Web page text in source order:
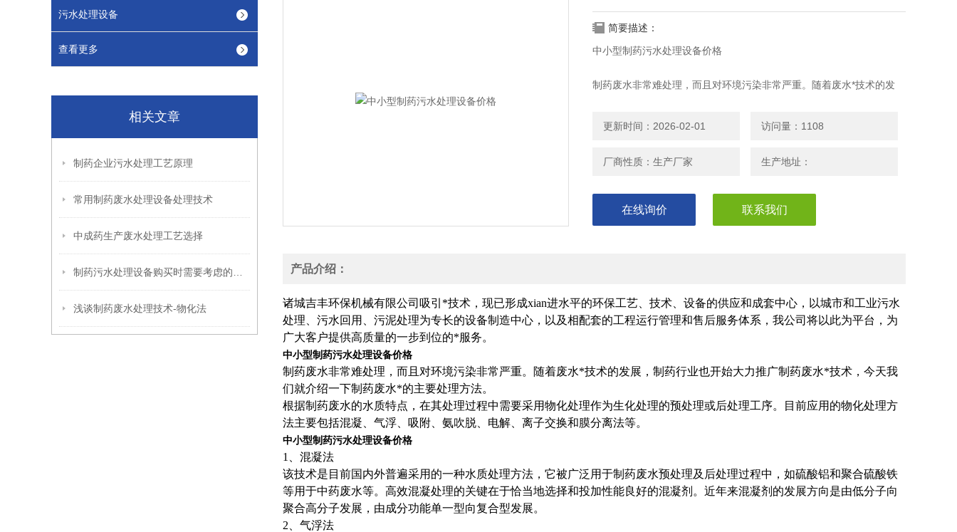
污水处理设备
查看更多
相关文章
制药企业污水处理工艺原理
常用制药废水处理设备处理技术
中成药生产废水处理工艺选择
浅谈制药废水处理技术-物化法
简要描述：
中小型制药污水处理设备价格
制药废水非常难处理，而且对环境污染非常严重。随着废水*技术的发
更新时间：2026-02-01 访问量：1108
厂商性质：生产厂家 生产地址：
在线询价 联系我们
产品介绍：
诸城吉丰环保机械有限公司吸引*技术，现已形成xian进水平的环保工艺、技术、设备的供应和成套中心，以城市和工业污水
处理、污水回用、污泥处理为专长的设备制造中心，以及相配套的工程运行管理和售后服务体系，我公司将以此为平台，为
广大客户提供高质量的一步到位的*服务。
中小型制药污水处理设备价格
制药废水非常难处理，而且对环境污染非常严重。随着废水*技术的发展，制药行业也开始大力推广制药废水*技术，今天我
们就介绍一下制药废水*的主要处理方法。
根据制药废水的水质特点，在其处理过程中需要采用物化处理作为生化处理的预处理或后处理工序。目前应用的物化处理方
法主要包括混凝、气浮、吸附、氨吹脱、电解、离子交换和膜分离法等。
中小型制药污水处理设备价格
1、混凝法
该技术是目前国内外普遍采用的一种水质处理方法，它被广泛用于制药废水预处理及后处理过程中，如硫酸铝和聚合硫酸铁
等用于中药废水等。高效混凝处理的关键在于恰当地选择和投加性能良好的混凝剂。近年来混凝剂的发展方向是由低分子向
聚合高分子发展，由成分功能单一型向复合型发展。
2、气浮法